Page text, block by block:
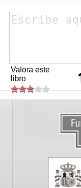
Valora este
libro